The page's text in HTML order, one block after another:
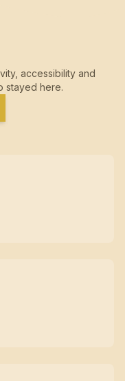
accessibility and
stayed here.